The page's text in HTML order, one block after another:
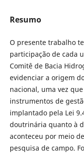
Resumo
O presente trabalho
participação de cada
Comitê de Bacia
evidenciar a origem
nacional, uma vez
instrumentos de
implantado pela Lei
doutrinária quanto à
aconteceu por meio
pesquisa de campo.